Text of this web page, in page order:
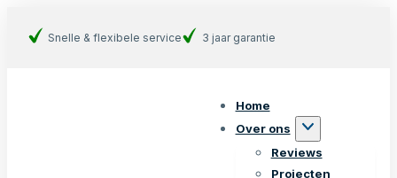
Snelle & flexibele service 3 jaar garantie
Home
Over ons
Reviews
Projecten